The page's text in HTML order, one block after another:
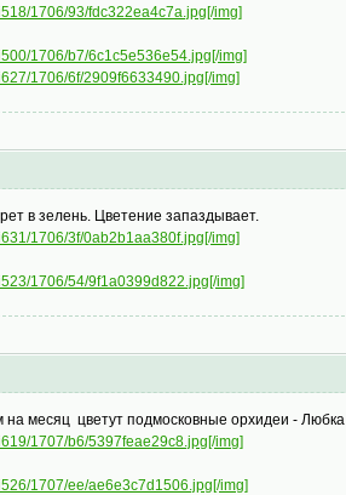
1706/93/fdc322ea4c7a.jpg[/img]
1706/b7/6c1c5e536e54.jpg[/img]
1706/6f/2909f6633490.jpg[/img]
в зелень. Цветение запаздывает.
1706/3f/0ab2b1aa380f.jpg[/img]
1706/54/9f1a0399d822.jpg[/img]
месяц цветут подмосковные орхидеи -
1707/b6/5397feae29c8.jpg[/img]
1707/ee/ae6e3c7d1506.jpg[/img]